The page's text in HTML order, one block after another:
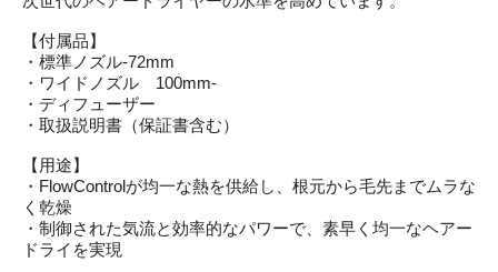
【付属品】
・標準ノズル-72mm
・ワイドノズル 100mm-
・ディフューザー
・取扱説明書（保証書含む）
【用途】
・FlowControlが均一な熱を供給し、根元から毛先までムラな
く乾燥
・制御された気流と効率的なパワーで、素早く均一なヘアー
ドライを実現